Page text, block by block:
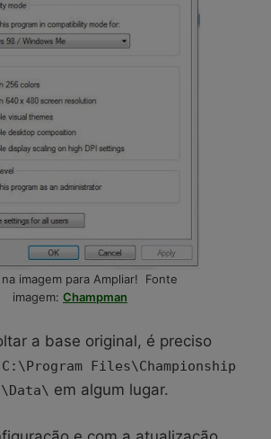
imagem para Ampliar! Fonte
imagem: Champman
a base original, é preciso
C:\Program Files\Championship
em algum lugar.